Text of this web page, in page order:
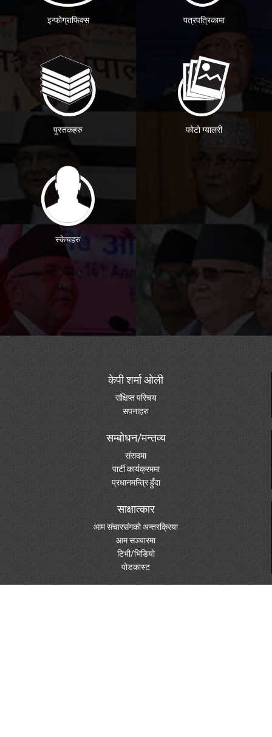
इन्फोग्राफिक्स पत्रपत्रिकामा
पुस्तकहरु फोटो ग्यालरी
स्केचहरु
केपी शर्मा ओली
संक्षिप्त परिचय
सपनाहरु
सम्बोधन/मन्तव्य
संसदमा
पार्टी कार्यक्रममा
प्रधानमन्त्रि हुँदा
साक्षात्कार
आम संचारसंगको अन्तरक्रिया
आम सञ्चारमा
टिभी/भिडियो
पोडकास्ट